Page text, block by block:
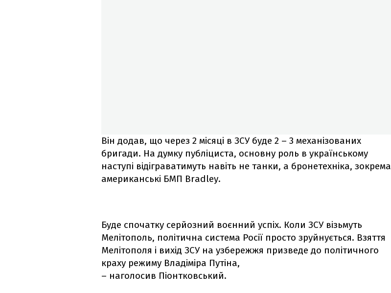
Він додав, що через 2 місяці в ЗСУ буде 2 – 3 механізованих
бригади. На думку публіциста, основну роль в українському
наступі відіграватимуть навіть не танки, а бронетехніка, зокрема
американські БМП Bradley.
Буде спочатку серйозний воєнний успіх. Коли ЗСУ візьмуть
Мелітополь, політична система Росії просто зруйнується. Взяття
Мелітополя і вихід ЗСУ на узбережжя призведе до політичного
краху режиму Владіміра Путіна,
– наголосив Піонтковський.